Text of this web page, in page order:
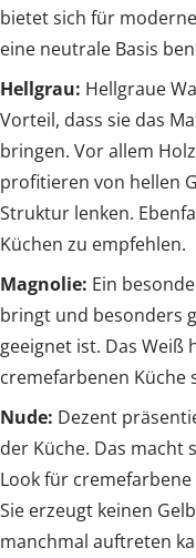
bietet sich für
eine neutrale Basis
Hellgrau: Hellgraue
Vorteil, dass sie das
bringen. Vor allem
profitieren von hellen
Struktur lenken.
Küchen zu empfehlen.
Magnolie: Ein
bringt und besonders
geeignet ist. Das
cremefarbenen Küche
Nude: Dezent
der Küche. Das macht
Look für
Sie erzeugt keinen
manchmal auftreten